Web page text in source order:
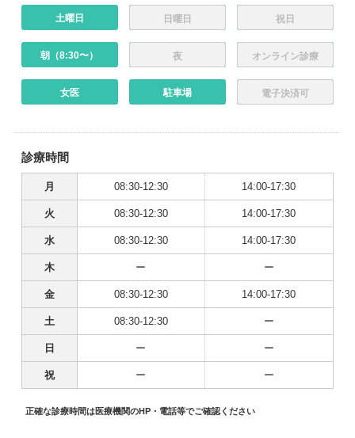
土曜日 日曜日 祝日
朝（8:30〜） 夜 オンライン診療
女医 駐車場 電子決済可
診療時間
月 08:30-12:30 14:00-17:30
火 08:30-12:30 14:00-17:30
水 08:30-12:30 14:00-17:30
木 ー ー
金 08:30-12:30 14:00-17:30
土 08:30-12:30 ー
日 ー ー
祝 ー ー
正確な診療時間は医療機関のHP・電話等でご確認ください